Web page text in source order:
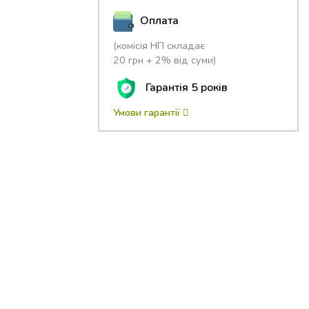
Оплата
(комісія НП складає
20 грн + 2% від суми)
Гарантія 5 років
Умови гарантії